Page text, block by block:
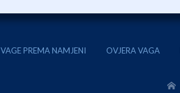
VAGE PREMA NAMJENI OVJERA VAGA